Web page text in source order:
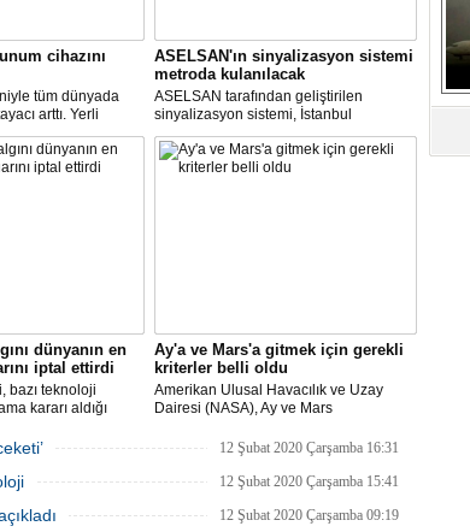
cihazını
tüm dünyada
arttı. Yerli
ilk çalışmayı, Biosys
Arçelik üretti.
Savunma
ASELSAN'ın sinyalizasyon sistemi
metroda kulanılacak
ASELSAN tarafından geliştirilen
sinyalizasyon sistemi, İstanbul
metrosunda kullanılacak.
dünyanın en
iptal ettirdi
bazı teknoloji
kararı aldığı
Ay'a ve Mars'a gitmek için gerekli
kriterler belli oldu
Amerikan Ulusal Havacılık ve Uzay
Dairesi (NASA), Ay ve Mars
için ilan verdi.12 Şubat 2020 Çarşamba 16:31
12 Şubat 2020 Çarşamba 15:41
12 Şubat 2020 Çarşamba 09:19